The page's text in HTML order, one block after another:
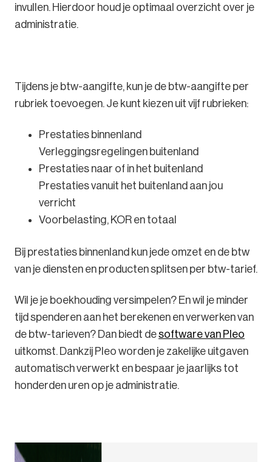
invullen. Hierdoor houd je optimaal overzicht over je
administratie.
Tijdens je btw-aangifte, kun je de btw-aangifte per
rubriek toevoegen. Je kunt kiezen uit vijf rubrieken:
Prestaties binnenland
Verleggingsregelingen buitenland
Prestaties naar of in het buitenland
Prestaties vanuit het buitenland aan jou
verricht
Voorbelasting, KOR en totaal
Bij prestaties binnenland kun jede omzet en de btw
van je diensten en producten splitsen per btw-tarief.
Wil je je boekhouding versimpelen? En wil je minder
tijd spenderen aan het berekenen en verwerken van
de btw-tarieven? Dan biedt desoftware van Pleo
uitkomst. Dankzij Pleo worden je zakelijke uitgaven
automatisch verwerkt en bespaar je jaarlijks tot
honderden uren op je administratie.